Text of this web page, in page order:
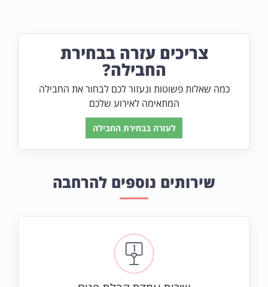
צריכים עזרה בבחירת
החבילה?
כמה שאלות פשוטות ונעזור לכם לבחור את החבילה
המתאימה לאירוע שלכם
שירותים נוספים להרחבה